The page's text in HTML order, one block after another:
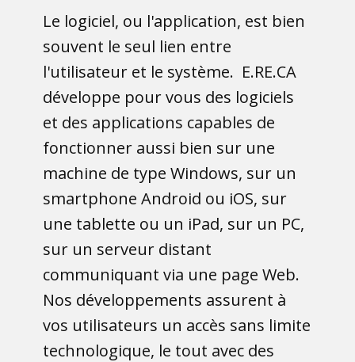
Le logiciel, ou l'application, est bien
souvent le seul lien entre
l'utilisateur et le système. E.RE.CA
développe pour vous des logiciels
et des applications capables de
fonctionner aussi bien sur une
machine de type Windows, sur un
smartphone Android ou iOS, sur
une tablette ou un iPad, sur un PC,
sur un serveur distant
communiquant via une page Web.
Nos développements assurent à
vos utilisateurs un accès sans limite
technologique, le tout avec des